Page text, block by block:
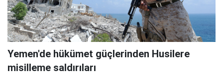
Yemen'de hükümet güçlerinden Husilere
misilleme saldırıları